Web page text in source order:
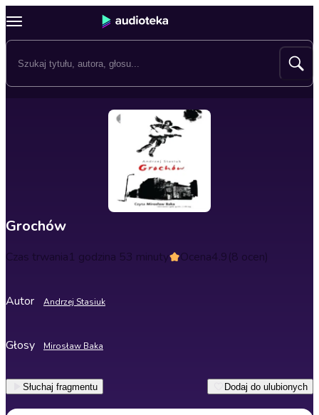
Grochów
Czas trwania1 godzina 53 minuty Ocena4.9(8 ocen)
Autor Andrzej Stasiuk
Głosy Mirosław Baka
Słuchaj fragmentu Dodaj do ulubionych